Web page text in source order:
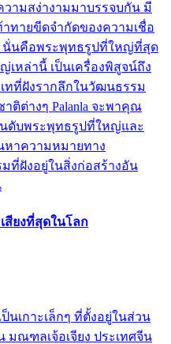
ามสง่างามมาบรรจบกัน มี
ทายขีดจำกัดของความเชื่อ
นั่นคือพระพุทธรูปที่ใหญ่ที่สุด
เหล่านี้ เป็นเครื่องพิสูจน์ถึง
ทที่ฝังรากลึกในวัฒนธรรม
ต่างๆ Palanla จะพาคุณ
นดับพระพุทธรูปที่ใหญ่และ
หาความหมายทาง
ที่ฝังอยู่ในสิ่งก่อสร้างอัน
สียงที่สุดในโลก
นเกาะเล็กๆ ที่ตั้งอยู่ในส่วน
มณฑลเจ้อเจียง ประเทศจีน